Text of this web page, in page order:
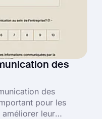
des
des
pour les
améliorer leur